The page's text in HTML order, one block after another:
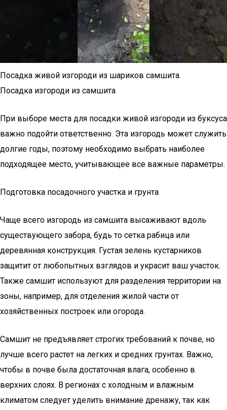
Посадка живой изгороди из шариков самшита.
Посадка изгороди из самшита
При выборе места для посадки живой изгороди из буксуса
важно подойти ответственно. Эта изгородь может служить
долгие годы, поэтому необходимо выбрать наиболее
подходящее место, учитывающее все важные параметры.
Подготовка посадочного участка и грунта
Чаще всего изгородь из самшита высаживают вдоль
существующего забора, будь то сетка рабица или
деревянная конструкция. Густая зелень кустарников
защитит от любопытных взглядов и украсит ваш участок.
Также самшит используют для разделения территории на
зоны, например, для отделения жилой части от
хозяйственных построек или огорода.
Самшит не предъявляет строгих требований к почве, но
лучше всего растет на легких и средних грунтах. Важно,
чтобы в почве была достаточная влага, особенно в
верхних слоях. В регионах с холодным и влажным
климатом следует уделить внимание дренажу, так как